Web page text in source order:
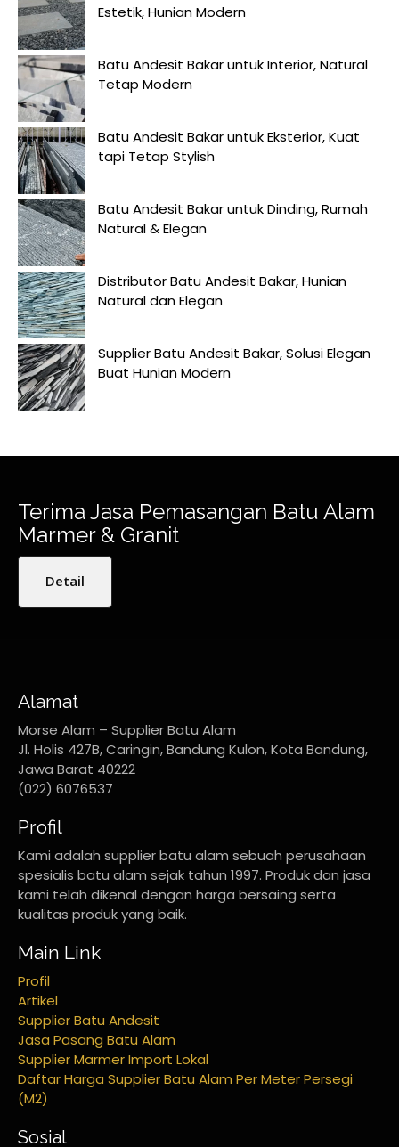
Estetik, Hunian Modern
Batu Andesit Bakar untuk Interior, Natural
Tetap Modern
Batu Andesit Bakar untuk Eksterior, Kuat
tapi Tetap Stylish
Batu Andesit Bakar untuk Dinding, Rumah
Natural & Elegan
Distributor Batu Andesit Bakar, Hunian
Natural dan Elegan
Supplier Batu Andesit Bakar, Solusi Elegan
Buat Hunian Modern
Terima Jasa Pemasangan Batu Alam
Marmer & Granit
Detail
Alamat
Morse Alam – Supplier Batu Alam
Jl. Holis 427B, Caringin, Bandung Kulon, Kota Bandung,
Jawa Barat 40222
(022) 6076537
Profil
Kami adalah supplier batu alam sebuah perusahaan
spesialis batu alam sejak tahun 1997. Produk dan jasa
kami telah dikenal dengan harga bersaing serta
kualitas produk yang baik.
Main Link
Profil
Artikel
Supplier Batu Andesit
Jasa Pasang Batu Alam
Supplier Marmer Import Lokal
Daftar Harga Supplier Batu Alam Per Meter Persegi
(M2)
Sosial